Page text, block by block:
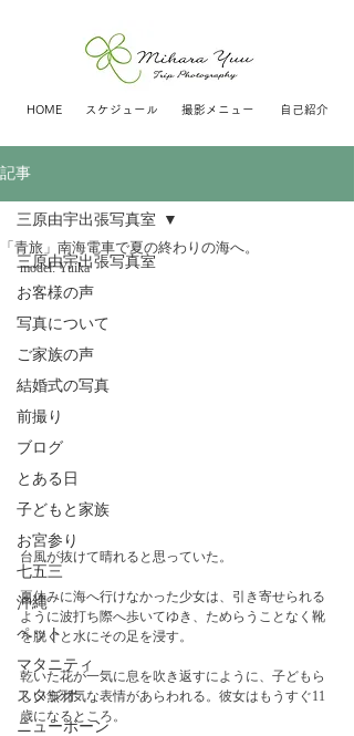
HOME スケジュール 撮影メニュー 自己紹介
記事
三原由宇出張写真室
お客様の声
写真について
ご家族の声
結婚式の写真
前撮り
ブログ
とある日
子どもと家族
お宮参り
七五三
沖縄
ペット
マタニティ
スタジオ
ニューボーン
三原由宇出張写真室
「青旅」南海電車で夏の終わりの海へ。
model: Yuika
台風が抜けて晴れると思っていた。
夏休みに海へ行けなかった少女は、引き寄せられる
ように波打ち際へ歩いてゆき、ためらうことなく靴
を脱ぐと水にその足を浸す。
乾いた花が一気に息を吹き返すにように、子どもら
しい無邪気な表情があらわれる。彼女はもうすぐ11
歳になるところ。